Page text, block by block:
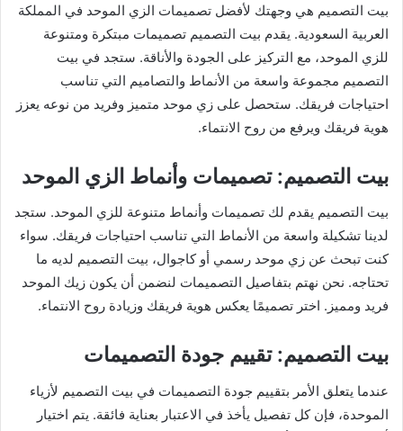
بيت التصميم هي وجهتك لأفضل تصميمات الزي الموحد في المملكة
العربية السعودية. يقدم بيت التصميم تصميمات مبتكرة ومتنوعة
للزي الموحد، مع التركيز على الجودة والأناقة. ستجد في بيت
التصميم مجموعة واسعة من الأنماط والتصاميم التي تناسب
احتياجات فريقك. ستحصل على زي موحد متميز وفريد من نوعه يعزز
هوية فريقك ويرفع من روح الانتماء.
بيت التصميم: تصميمات وأنماط الزي الموحد
بيت التصميم يقدم لك تصميمات وأنماط متنوعة للزي الموحد. ستجد
لدينا تشكيلة واسعة من الأنماط التي تناسب احتياجات فريقك. سواء
كنت تبحث عن زي موحد رسمي أو كاجوال، بيت التصميم لديه ما
تحتاجه. نحن نهتم بتفاصيل التصميمات لنضمن أن يكون زيك الموحد
فريد ومميز. اختر تصميمًا يعكس هوية فريقك وزيادة روح الانتماء.
بيت التصميم: تقييم جودة التصميمات
عندما يتعلق الأمر بتقييم جودة التصميمات في بيت التصميم لأزياء
الموحدة، فإن كل تفصيل يأخذ في الاعتبار بعناية فائقة. يتم اختيار